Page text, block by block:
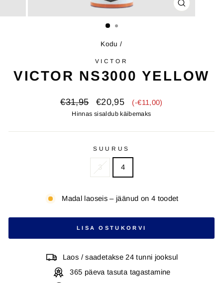
SULE
(ESC)
Kodu /
VICTOR
VICTOR NS3000 YELLOW
Algupärane
hind
€31,95 Soodushind
€20,95 (-€11,00)
Hinnas sisaldub käibemaks
SUURUS
3 4
Madal laoseis – jäänud on 4 toodet
LISA OSTUKORVI
Laos / saadetakse 24 tunni jooksul
365 päeva tasuta tagastamine